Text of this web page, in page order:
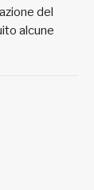
del
alcune